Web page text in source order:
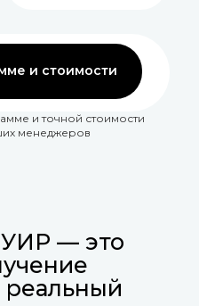
и точной стоимости
менеджеров
и стоимости
— это
реальный